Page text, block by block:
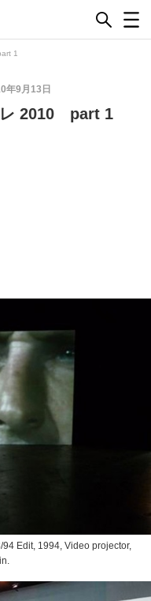
1
年9月13日
レ 2010 part 1
94 Edit, 1994, Video projector,